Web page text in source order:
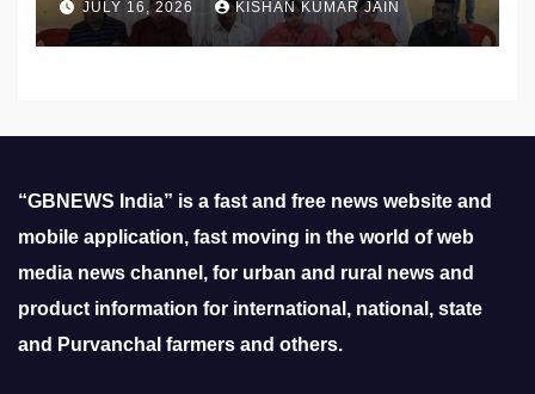
JULY 16, 2026 KISHAN KUMAR JAIN
“GBNEWS India” is a fast and free news website and
mobile application, fast moving in the world of web
media news channel, for urban and rural news and
product information for international, national, state
and Purvanchal farmers and others.